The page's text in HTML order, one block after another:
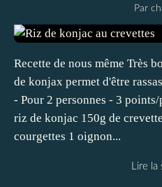
Par
Recette de nous même Très
de konjax permet d'être
- Pour 2 personnes - 3
riz de konjac 150g de
courgettes 1 oignon...
Lire la